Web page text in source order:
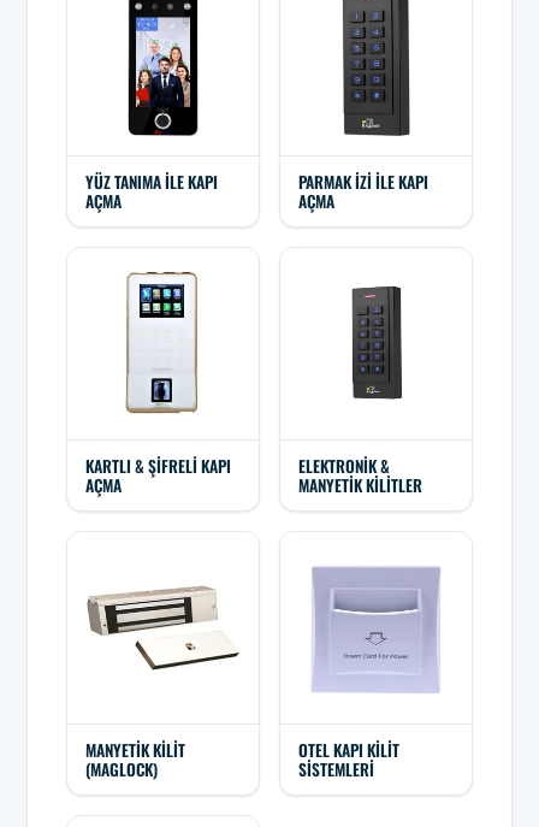
YÜZ TANIMA ILE KAPI
AÇMA
PARMAK İZI ILE KAPI
AÇMA
KARTLI & ŞIFRELI KAPI
AÇMA
ELEKTRONIK &
MANYETIK KILITLER
MANYETIK KILIT
(MAGLOCK)
OTEL KAPI KILIT
SISTEMLERI